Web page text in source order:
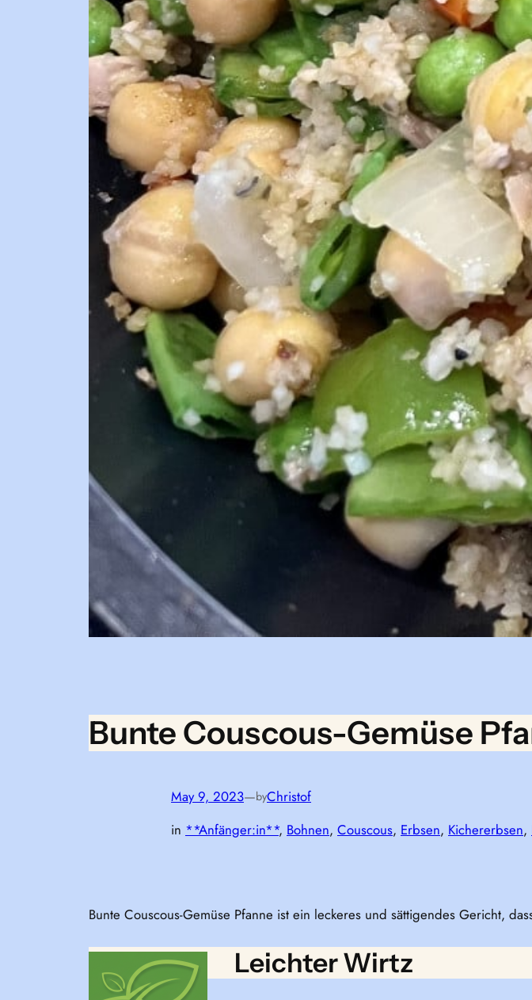
Bunte Couscous-Gemüse
May 9, 2023—byChristof
in **Anfänger:in**, Bohnen, Couscous, Erbsen, Kichererbsen,
Bunte Couscous-Gemüse Pfanne ist ein leckeres und sättigendes Gericht,
Leichter Wirtz